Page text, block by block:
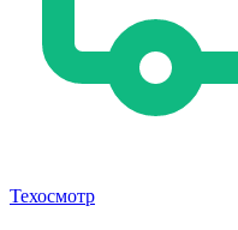
Техосмотр